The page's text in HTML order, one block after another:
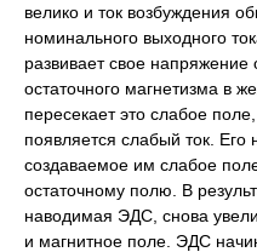
велико и ток возбуждения
номинального выходного
развивает свое напряжение
остаточного магнетизма в
пересекает это слабое
появляется слабый ток. Его
создаваемое им слабое
остаточному полю. В
наводимая ЭДС, снова
и магнитное поле. ЭДС